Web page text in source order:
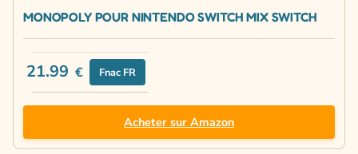
MONOPOLY POUR NINTENDO SWITCH MIX SWITCH
21.99 € Fnac FR
Acheter sur Amazon